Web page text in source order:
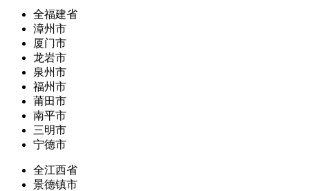
全福建省
漳州市
厦门市
龙岩市
泉州市
福州市
莆田市
南平市
三明市
宁德市
全江西省
景德镇市